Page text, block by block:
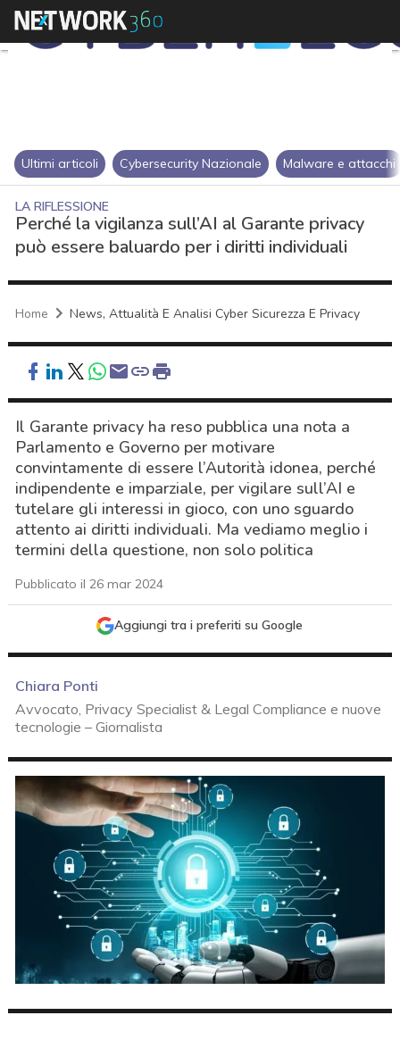
Ultimi articoli Cybersecurity Nazionale Malware e attacchi
LA RIFLESSIONE
Perché la vigilanza sull’AI al Garante privacy
può essere baluardo per i diritti individuali
Home News, Attualità E Analisi Cyber Sicurezza E Privacy
Il Garante privacy ha reso pubblica una nota a
Parlamento e Governo per motivare
convintamente di essere l’Autorità idonea, perché
indipendente e imparziale, per vigilare sull’AI e
tutelare gli interessi in gioco, con uno sguardo
attento ai diritti individuali. Ma vediamo meglio i
termini della questione, non solo politica
Pubblicato il 26 mar 2024
Aggiungi tra i preferiti su Google
Chiara Ponti
Avvocato, Privacy Specialist & Legal Compliance e nuove
tecnologie – Giornalista